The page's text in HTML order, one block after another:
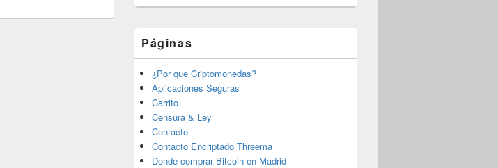
Páginas
¿Por que Criptomonedas?
Aplicaciones Seguras
Carrito
Censura & Ley
Contacto
Contacto Encriptado Threema
Donde comprar Bitcoin en Madrid